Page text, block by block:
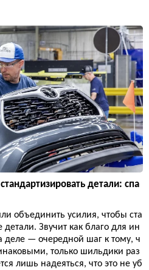
детали: спа
объединить усилия, чтобы ста
Звучит как благо для ин
деле — очередной шаг к тому, ч
только шильдики раз
лишь надеяться, что это не уб